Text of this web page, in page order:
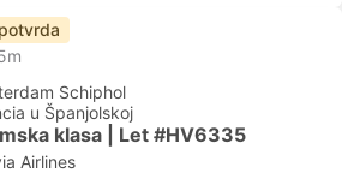
Schiphol
u Španjolskoj
klasa | Let #HV6335
Airlines